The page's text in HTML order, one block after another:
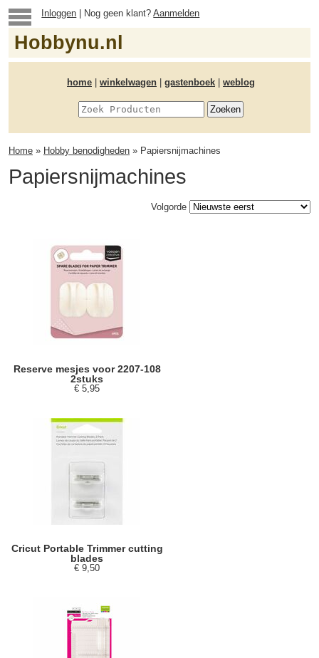
Inloggen | Nog geen klant?Aanmelden
Hobbynu.nl
home winkelwagen gastenboek weblog
Home » Hobby benodigheden » Papiersnijmachines
Papiersnijmachines
Volgorde
Reserve mesjes voor 2207-108
2stuks
€ 5,95
Cricut Portable Trimmer cutting
blades
€ 9,50